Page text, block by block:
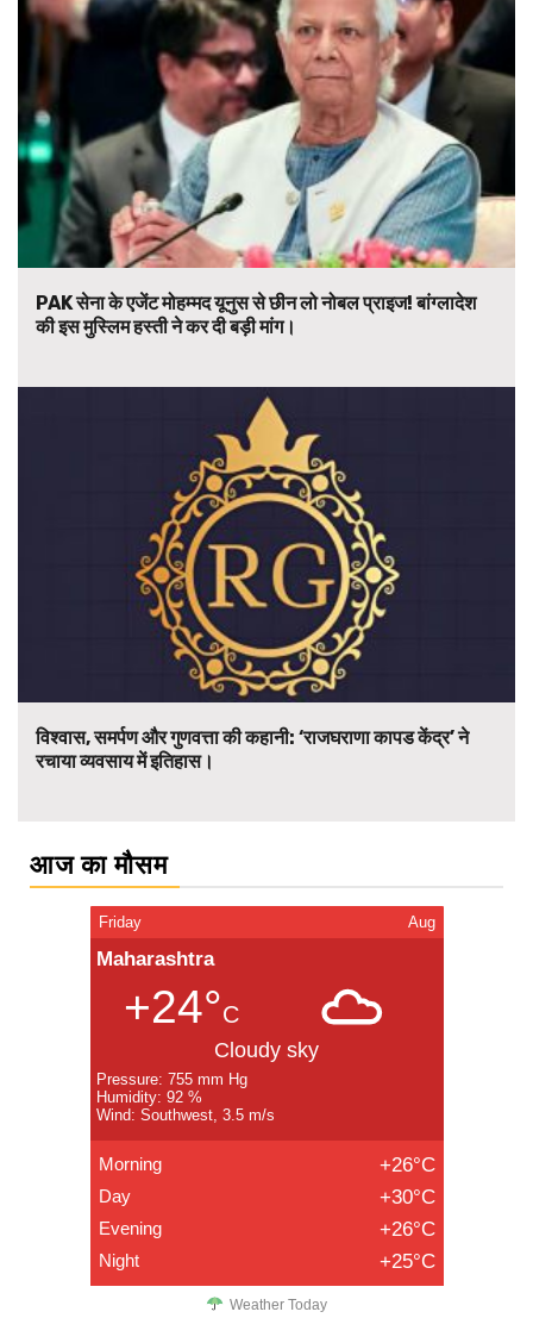
PAK सेना के एजेंट मोहम्मद यूनुस से छीन लो नोबल प्राइज! बांग्लादेश
की इस मुस्लिम हस्ती ने कर दी बड़ी मांग।
विश्वास, समर्पण और गुणवत्ता की कहानी: ‘राजघराणा कापड केंद्र’ ने
रचाया व्यवसाय में इतिहास।
आज का मौसम
Friday Aug
Maharashtra
+24°C
Cloudy sky
Pressure: 755 mm Hg
Humidity: 92 %
Wind: Southwest, 3.5 m/s
Morning +26°C
Day +30°C
Evening +26°C
Night +25°C
Weather Today